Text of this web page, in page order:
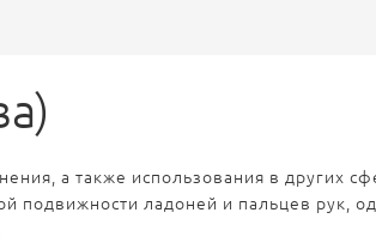
а также использования в других
подвижности ладоней и пальцев рук,